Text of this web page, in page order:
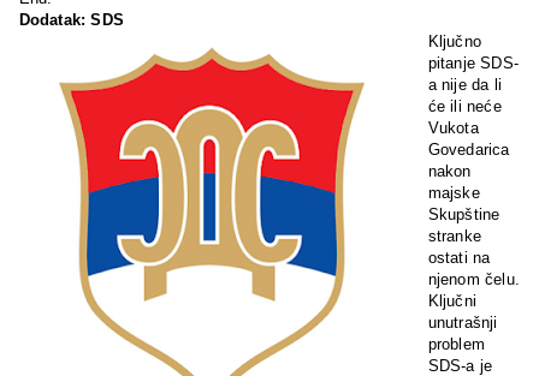
Dodatak: SDS
Ključno
pitanje SDS-
a nije da li
će ili neće
Vukota
Govedarica
nakon
majske
Skupštine
stranke
ostati na
njenom čelu.
Ključni
unutrašnji
problem
SDS-a je